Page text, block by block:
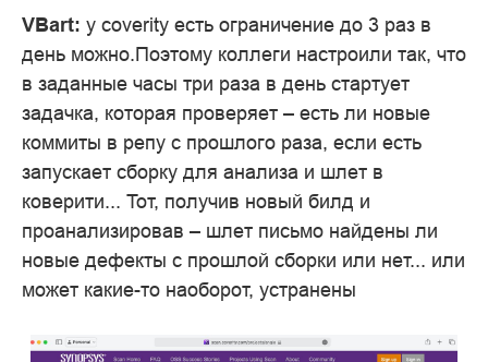
VBart: у coverity есть ограничение до 3 раз в
день можно.Поэтому коллеги настроили так, что
в заданные часы три раза в день стартует
задачка, которая проверяет – есть ли новые
коммиты в репу с прошлого раза, если есть
запускает сборку для анализа и шлет в
коверити... Тот, получив новый билд и
проанализировав – шлет письмо найдены ли
новые дефекты с прошлой сборки или нет... или
может какие-то наоборот, устранены